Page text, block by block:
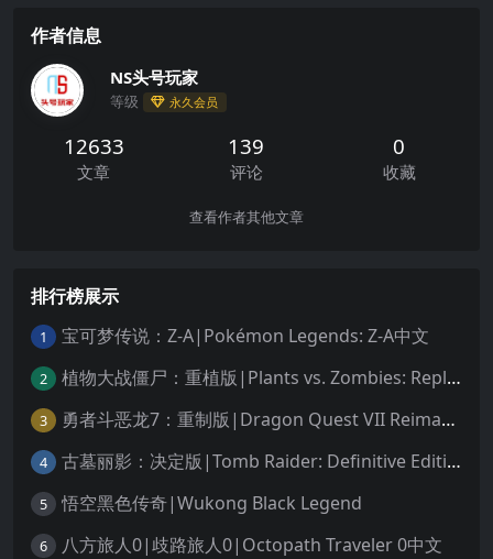
作者信息
NS头号玩家
等级 永久会员
12633
文章
139
评论
0
收藏
查看作者其他文章
排行榜展示
1 宝可梦传说：Z-A|Pokémon Legends: Z-A中文
2 植物大战僵尸：重植版|Plants vs. Zombies: Replanted中文
3 勇者斗恶龙7：重制版|Dragon Quest VII Reimagined中文
4 古墓丽影：决定版|Tomb Raider: Definitive Edition中文
5 悟空黑色传奇|Wukong Black Legend
6 八方旅人0|歧路旅人0|Octopath Traveler 0中文